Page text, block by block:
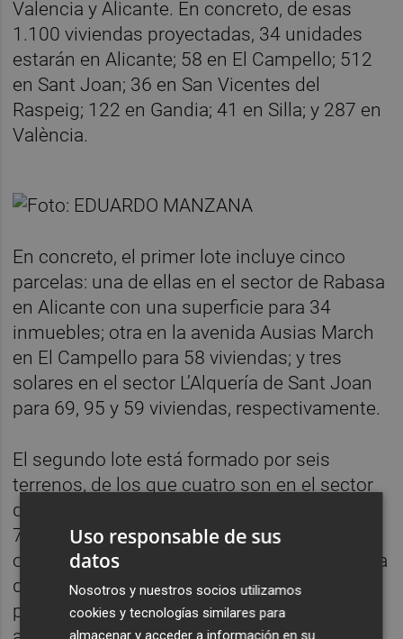
Valencia y Alicante. En concreto, de esas
1.100 viviendas proyectadas, 34 unidades
estarán en Alicante; 58 en El Campello; 512
en Sant Joan; 36 en San Vicentes del
Raspeig; 122 en Gandia; 41 en Silla; y 287 en
València.
En concreto, el primer lote incluye cinco
parcelas: una de ellas en el sector de Rabasa
en Alicante con una superficie para 34
inmuebles; otra en la avenida Ausias March
en El Campello para 58 viviendas; y tres
solares en el sector L’Alquería de Sant Joan
para 69, 95 y 59 viviendas, respectivamente.
El segundo lote está formado por seis
terrenos, de los que cuatro son en el sector
de L'Alquería en Sant Joan para construir 68,
79, 68 y 74 inmuebles en cada uno. Los
otros dos suelos se ubican en la calle Huerta
de San Vicente del Raspeig y en ellos la
previsión es levantar 16 y 20 pisos para
Uso responsable de sus
datos
Nosotros y nuestros socios utilizamos
cookies y tecnologías similares para
almacenar y acceder a información en su